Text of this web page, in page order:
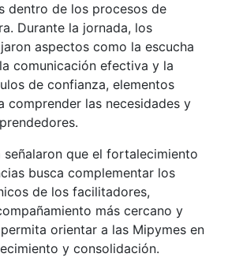
dentro de los procesos de
Durante la jornada, los
aspectos como la escucha
comunicación efectiva y la
de confianza, elementos
comprender las necesidades y
señalaron que el fortalecimiento
busca complementar los
de los facilitadores,
más cercano y
orientar a las Mipymes en
y consolidación.